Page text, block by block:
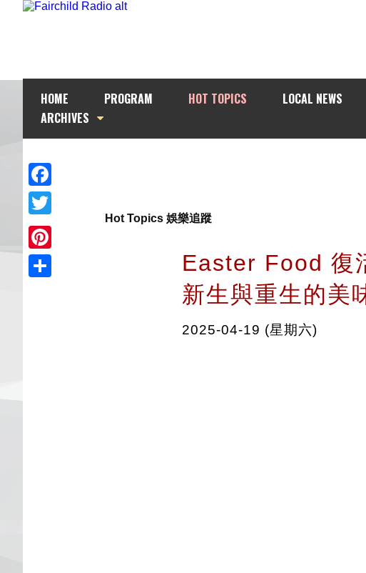
HOME PROGRAM HOT TOPICS LOCAL NEWS
ARCHIVES
Facebook
Twitter
Pinterest
Hot Topics 娛樂追蹤
Easter Food 復
新生與重生的美
2025-04-19 (星期六)